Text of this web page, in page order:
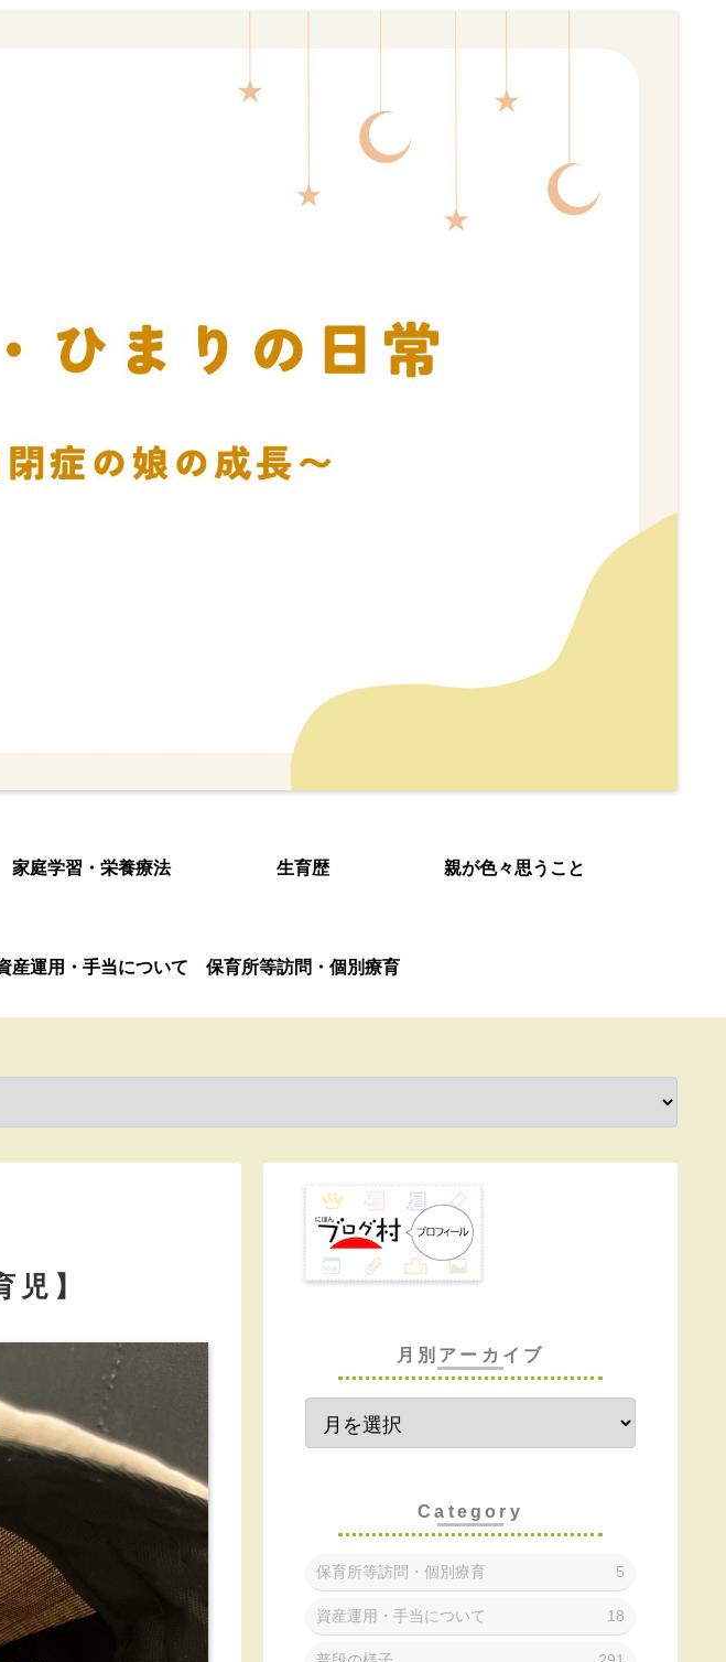
家庭学習・栄養療法 生育歴 親が色々思うこと
産運用・手当について 保育所等訪問・個別療育
児】
月別アーカイブ
Category
保育所等訪問・個別療育 5
資産運用・手当について 18